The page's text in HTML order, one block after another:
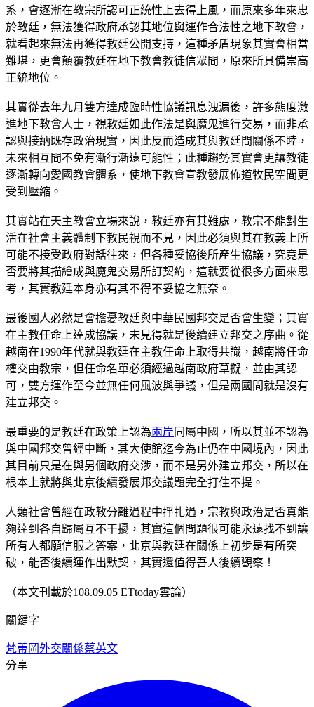
系，會逐漸在教宗所認可正統性上去得上風，而原來多年來忠
於教廷，無法獲得政府承認其地位與運作合法性之地下教會，
就看起來無法再獲得教廷公開支持，這種矛盾現象其實會相當
難堪，更會顛覆教廷在地下教會教徒信眾間，原來所具備崇高
正統地位。
其實從去年九月雙方達成臨時性協議訊息洩漏後，許多態度激
進地下教會人士，視教廷如此作法是與魔鬼進行交易，而非承
認與接納既存政治現實，因此反而造成其與教廷間關係不睦，
未來相互間不免有漸行漸遠可能性；此種趨勢其實會更讓教徒
逐漸轉向愛國教會體系，使地下教會宣教發展佈道牧民空間更
受到壓縮。
其實站在天主教會立場來說，教廷亦有其難處，教宗不能對生
活在社會主義體制下教民視而不見，因此必須與其在教義上所
可能不接受政府對話往來，但各種妥協後所產生協議，究竟是
否要將其描繪成與魔鬼交易所訂契約，這就要從很多方面來思
考，其實教廷本身亦有其不得不妥協之無奈。
最後國人必然是會擔憂教廷與中華民國邦交是否會生變；其實
在主教任命上達成協議，未見得就是後續建立邦交之序曲。從
越南在1990年代就與教廷在主教任命上取得共識，越南將任命
權交由教宗，但任命名單必須經過越南政府草擬，並由其認
可，雙方運作至今並無任何風波與爭議，但是兩國間就是沒有
建立邦交。
最重要的是教廷在政策上認為兩岸同屬中國，所以其並不認為
與中國邦交曾經中斷，其大使館迄今為止仍在中國境內，因此
其目前只是在與另個政府交涉，而不是另外建立邦交，所以在
根本上就將與北京後續發展邦交議題完全打住不提。
人類社會曾經在政教分離過程中掙扎過，宗教與政治是否真能
夠達到各自歸屬互不干擾，其實這個問題很可能永遠找不到讓
所有人都願信服之答案，北京與教廷在關係上初步是有所突
破，能否後續運作出默契，其實還值得吾人後續觀察！
（本文刊載於108.09.05 ETtoday雲論）
關鍵字
梵蒂岡外交關係蔡英文
分享